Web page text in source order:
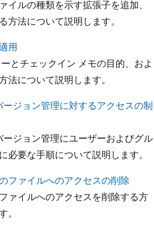
イルの種類を示す拡張子を追加、
方法について説明します。
用
とチェックイン メモの目的、およ
法について説明します。
ジョン管理に対するアクセスの制
ジョン管理にユーザーおよびグル
必要な手順について説明します。
ファイルへのアクセスの削除
ァイルへのアクセスを削除する方
。